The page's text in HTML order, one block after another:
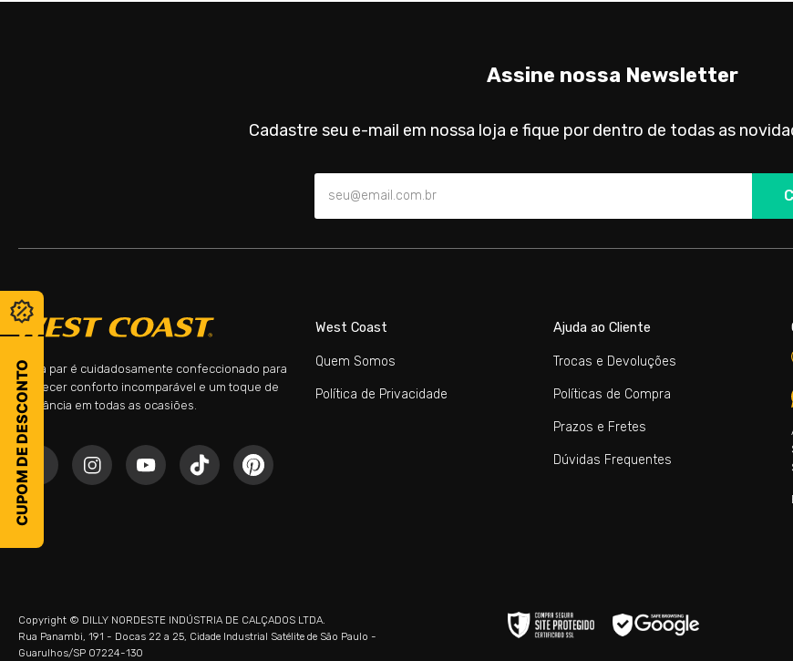
CUPOM DE DESCONTO
Assine nossa Newsletter
Cadastre seu e-mail em nossa loja e fique por dentro de todas as
Cada par é cuidadosamente confeccionado para
oferecer conforto incomparável e um toque de
elegância em todas as ocasiões.
West Coast
Quem Somos
Política de Privacidade
Ajuda ao Cliente
Trocas e Devoluções
Políticas de Compra
Prazos e Fretes
Dúvidas Frequentes
Copyright © DILLY NORDESTE INDÚSTRIA DE CALÇADOS LTDA.
Rua Panambi, 191 - Docas 22 a 25, Cidade Industrial Satélite de São Paulo -
Guarulhos/SP 07224-130